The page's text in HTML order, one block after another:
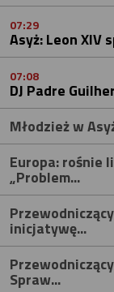
07:29
Asyż: Leon XIV
07:08
DJ Padre
Młodzież w
Europa: rośnie
„Problem...
inicjatywę...
Spraw...